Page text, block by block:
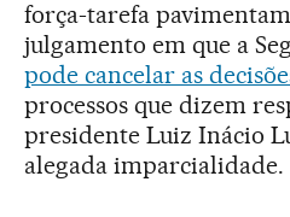
força-tarefa
julgamento em que a
pode cancelar as
processos que dizem
presidente Luiz Inácio
alegada imparcialidade.